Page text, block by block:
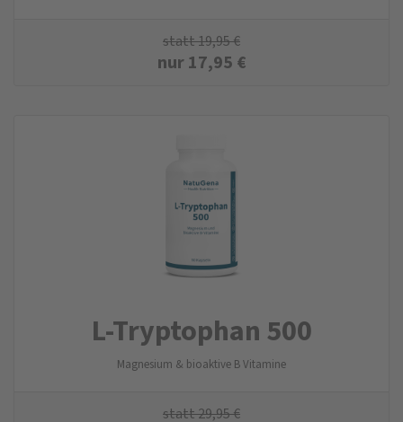
statt19,95€
nur17,95 €
L-Tryptophan 500
Magnesium & bioaktive B Vitamine
statt29,95€